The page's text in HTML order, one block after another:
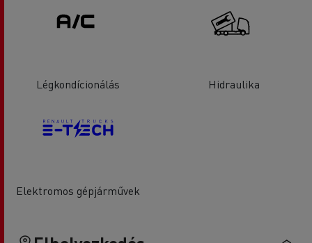
Légkondícionálás Hidraulika
Elektromos gépjárművek